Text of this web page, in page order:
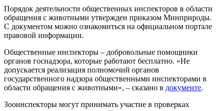
Порядок деятельности общественных инспекторов в области
обращения с животными утвержден приказом Минприроды.
С документом можно ознакомиться на официальном портале
правовой информации.
Общественные инспекторы – добровольные помощники
органов госнадзора, которые работают бесплатно. «Не
допускается реализация полномочий органов
государственного надзора общественными инспекторами в
области обращения с животными», – сказано в документе.
Зооинспекторы могут принимать участие в проверках